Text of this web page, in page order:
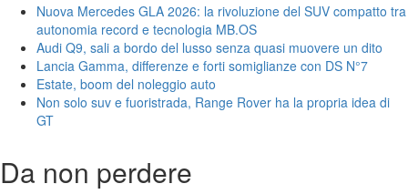
Nuova Mercedes GLA 2026: la rivoluzione del SUV compatto tra
autonomia record e tecnologia MB.OS
Audi Q9, sali a bordo del lusso senza quasi muovere un dito
Lancia Gamma, differenze e forti somiglianze con DS N°7
Estate, boom del noleggio auto
Non solo suv e fuoristrada, Range Rover ha la propria idea di
GT
Da non perdere